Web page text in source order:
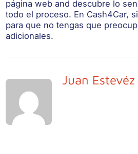
página web and descubre lo
todo el proceso. En Cash4Car,
para que no tengas que
adicionales.
Juan Estevéz